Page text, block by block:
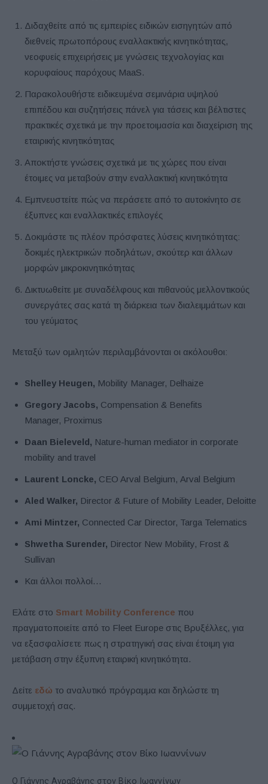
Διδαχθείτε από τις εμπειρίες ειδικών εισηγητών από
διεθνείς πρωτοπόρους εναλλακτικής κινητικότητας,
νεοφυείς επιχειρήσεις με γνώσεις τεχνολογίας και
κορυφαίους παρόχους MaaS.
Παρακολουθήστε ειδικευμένα σεμινάρια υψηλού
επιπέδου και συζητήσεις πάνελ για τάσεις και βέλτιστες
πρακτικές σχετικά με την προετοιμασία και διαχείριση της
εταιρικής κινητικότητας
Αποκτήστε γνώσεις σχετικά με τις χώρες που είναι
έτοιμες να μεταβούν στην εναλλακτική κινητικότητα
Εμπνευστείτε πώς να περάσετε από το αυτοκίνητο σε
έξυπνες και εναλλακτικές επιλογές
Δοκιμάστε τις πλέον πρόσφατες λύσεις κινητικότητας:
δοκιμές ηλεκτρικών ποδηλάτων, σκούτερ και άλλων
μορφών μικροκινητικότητας
Δικτυωθείτε με συναδέλφους και πιθανούς μελλοντικούς
συνεργάτες σας κατά τη διάρκεια των διαλειμμάτων και
του γεύματος
Μεταξύ των ομιλητών περιλαμβάνονται οι ακόλουθοι:
Shelley Heugen, Mobility Manager, Delhaize
Gregory Jacobs, Compensation & Benefits
Manager, Proximus
Daan Bieleveld, Nature-human mediator in corporate
mobility and travel
Laurent Loncke, CEO Arval Belgium, Arval Belgium
Aled Walker, Director & Future of Mobility Leader, Deloitte
Ami Mintzer, Connected Car Director, Targa Telematics
Shwetha Surender, Director New Mobility, Frost &
Sullivan
Και άλλοι πολλοί…
Ελάτε στο Smart Mobility Conference που
πραγματοποιείτε από το Fleet Europe στις Βρυξέλλες, για
να εξασφαλίσετε πως η στρατηγική σας είναι έτοιμη για
μετάβαση στην έξυπνη εταιρική κινητικότητα.
Δείτε εδώ το αναλυτικό πρόγραμμα και δηλώστε τη
συμμετοχή σας.
Ο Γιάννης Αγραβάνης στον Βίκο Ιωαννίνων